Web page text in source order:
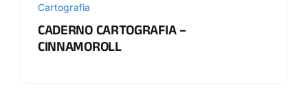
Cartografia
CADERNO CARTOGRAFIA –
CINNAMOROLL